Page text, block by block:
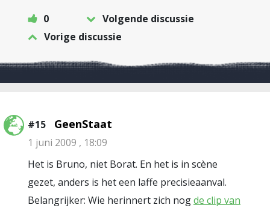
0
Volgende discussie
Vorige discussie
#15 GeenStaat
1 juni 2009 , 18:09
Het is Bruno, niet Borat. En het is in scène
gezet, anders is het een laffe precisieaanval.
Belangrijker: Wie herinnert zich nogde clip van